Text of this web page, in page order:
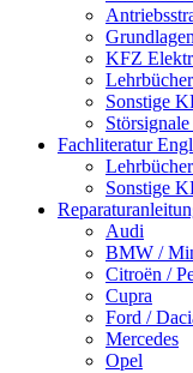
KFZ
Sonstige
Fachliteratur
Sonstige
Audi
BMW /
Citroën /
Cupra
Ford /
Mercedes
Opel